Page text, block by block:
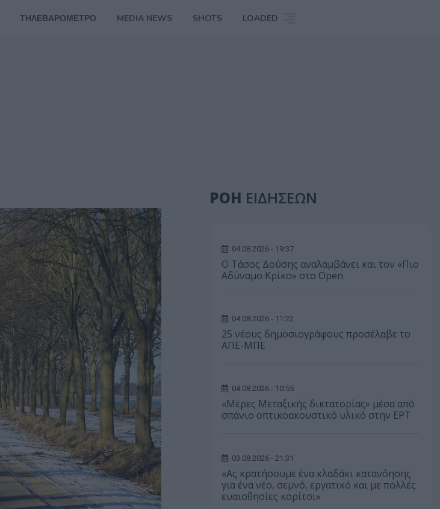
ΤΗΛΕΒΑΡΟΜΕΤΡΟ MEDIA NEWS SHOTS LOADED
ΡΟΗ ΕΙΔΗΣΕΩΝ
04.08.2026 - 19:37
Ο Τάσος Δούσης αναλαμβάνει και τον «Πιο
Αδύναμο Κρίκο» στο Open
04.08.2026 - 11:22
25 νέους δημοσιογράφους προσέλαβε το
ΑΠΕ-ΜΠΕ
04.08.2026 - 10:55
«Μέρες Μεταξικής δικτατορίας» μέσα από
σπάνιο οπτικοακουστικό υλικό στην ΕΡΤ
03.08.2026 - 21:31
«Ας κρατήσουμε ένα κλαδάκι κατανόησης
για ένα νέο, σεμνό, εργατικό και με πολλές
ευαισθησίες κορίτσι»